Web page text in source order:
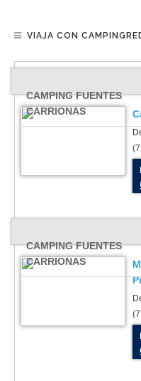
VIAJA CON
CAMPING FUENTES
CARRIONAS
CAMPING FUENTES
CARRIONAS